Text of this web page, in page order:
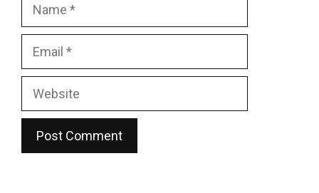
Website